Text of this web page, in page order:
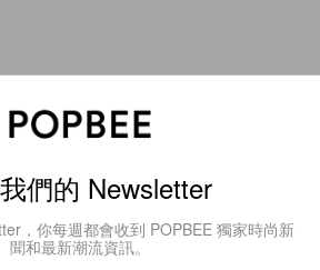
，因為這三點 BLACKPINK
香奈兒」
們的 Newsletter
，你每週都會收到 POPBEE 獨家時尚新
聞和最新潮流資訊。